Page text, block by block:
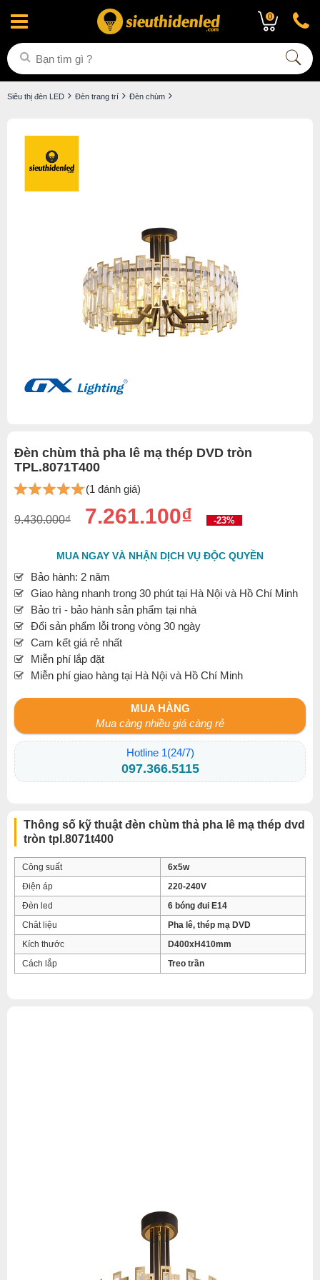
0
Siêu thị đèn LED Đèn trang trí Đèn chùm
Đèn chùm thả pha lê mạ thép DVD tròn
TPL.8071T400
(1 đánh giá)
9.430.000₫ 7.261.100₫ -23%
MUA NGAY VÀ NHẬN DỊCH VỤ ĐỘC QUYỀN
Bảo hành: 2 năm
Giao hàng nhanh trong 30 phút tại Hà Nội và Hồ Chí Minh
Bảo trì - bảo hành sản phẩm tại nhà
Đổi sản phẩm lỗi trong vòng 30 ngày
Cam kết giá rẻ nhất
Miễn phí lắp đặt
Miễn phí giao hàng tại Hà Nội và Hồ Chí Minh
MUA HÀNG
Mua càng nhiều giá càng rẻ
Hotline 1(24/7)
097.366.5115
Thông số kỹ thuật đèn chùm thả pha lê mạ thép dvd
tròn tpl.8071t400
Công suất
6x5w
Điện áp
220-240V
Đèn led
6 bóng đui E14
Chât liệu
Pha lê, thép mạ DVD
Kích thước
D400xH410mm
Cách lắp
Treo trần